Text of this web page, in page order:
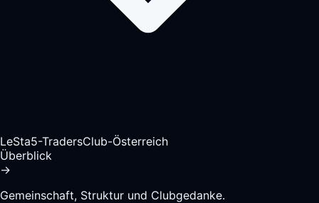
LeSta5-TradersClub-Österreich
Überblick
→
Gemeinschaft, Struktur und Clubgedanke.